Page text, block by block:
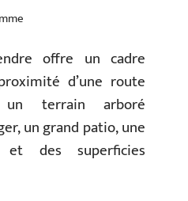
offre un cadre
d’une route
un terrain arboré
un grand patio, une
et des superficies